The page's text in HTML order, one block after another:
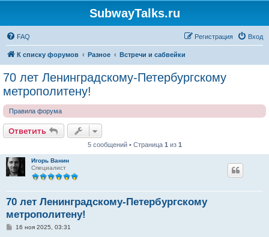
SubwayTalks.ru
FAQ Вход
Регистрация
К списку форумов Разное Встречи и сабвейки
70 лет Ленинградскому-Петербургскому
метрополитену!
Правила форума
Ответить
5 сообщений • Страница 1 из 1
Игорь Ванин
Специалист
70 лет Ленинградскому-Петербургскому
метрополитену!
С16 ноя 2025, 03:31